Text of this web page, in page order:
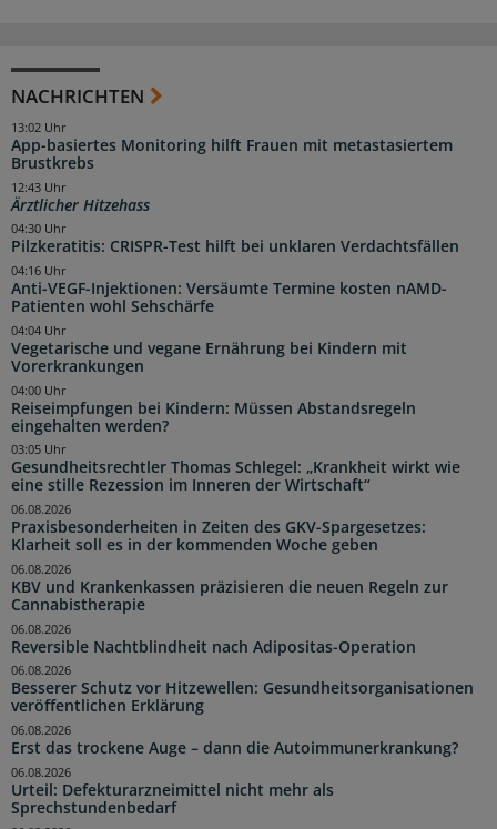
NACHRICHTEN
App-basiertes Monitoring hilft Frauen mit metastasiertem
Brustkrebs
13:02 Uhr
Ärztlicher Hitzehass
12:43 Uhr
Pilzkeratitis: CRISPR-Test hilft bei unklaren Verdachtsfällen
04:30 Uhr
Anti-VEGF-Injektionen: Versäumte Termine kosten nAMD-
Patienten wohl Sehschärfe
04:16 Uhr
Vegetarische und vegane Ernährung bei Kindern mit
Vorerkrankungen
04:04 Uhr
Reiseimpfungen bei Kindern: Müssen Abstandsregeln
eingehalten werden?
04:00 Uhr
Gesundheitsrechtler Thomas Schlegel: „Krankheit wirkt wie
eine stille Rezession im Inneren der Wirtschaft“
03:05 Uhr
Praxisbesonderheiten in Zeiten des GKV-Spargesetzes:
Klarheit soll es in der kommenden Woche geben
06.08.2026
KBV und Krankenkassen präzisieren die neuen Regeln zur
Cannabistherapie
06.08.2026
Reversible Nachtblindheit nach Adipositas-Operation
06.08.2026
Besserer Schutz vor Hitzewellen: Gesundheitsorganisationen
veröffentlichen Erklärung
06.08.2026
Erst das trockene Auge – dann die Autoimmunerkrankung?
06.08.2026
Urteil: Defekturarzneimittel nicht mehr als
Sprechstundenbedarf
06.08.2026